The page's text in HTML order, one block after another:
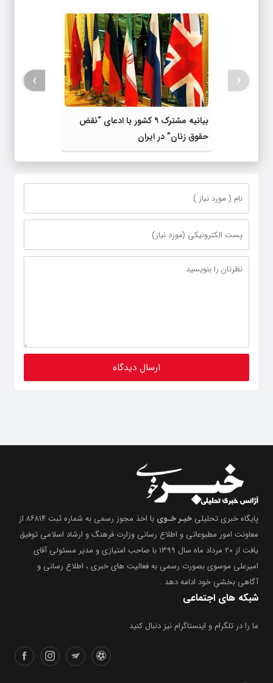
بیانیه مشترک ۹ کشور با ادعای “نقض
حقوق زنان” در ایران
‹
›
پایگاه خبری تحلیلیخبـر خـوی
معاونت امور مطبوعاتی و اطلاع رسانی وزارت فرهنگ و ارشاد اسلامی توفیق
یافت از ۲۰ مرداد ماه سال ۱۳۹۹ با صاحب امتیازی و مدیر مسئولی آقای
امیرعلی موسوی بصورت رسمی به فعالیت های خبری ، اطلاع رسانی و
آگاهی بخشیِ خود ادامه دهد .
شبکه های اجتماعی